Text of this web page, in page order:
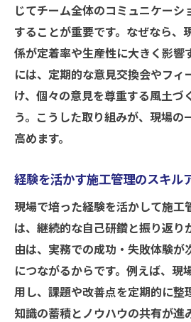
じてチーム全体のコミュニケーシ
することが重要です。なぜなら、
係が定着率や生産性に大きく影響
には、定期的な意見交換会やフィ
け、個々の意見を尊重する風土づ
う。こうした取り組みが、現場の
高めます。
経験を活かす施工管理のスキル
現場で培った経験を活かして施工
は、継続的な自己研鑽と振り返り
由は、実務での成功・失敗体験が
につながるからです。例えば、現
用し、課題や改善点を定期的に整
知識の蓄積とノウハウの共有が進